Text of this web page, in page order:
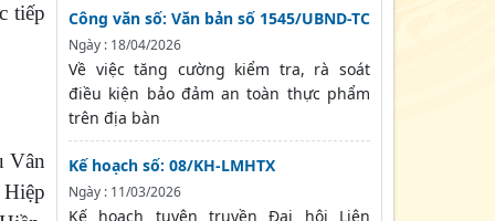
tiếp
Vân
Công văn số: Văn bản số 1545/UBND-TC
Ngày : 18/04/2026
Về việc tăng cường kiểm tra, rà soát
điều kiện bảo đảm an toàn thực phẩm
trên địa bàn
Kế hoạch số: 08/KH-LMHTX
Ngày : 11/03/2026
Kế hoạch tuyên truyền Đại hội Liên